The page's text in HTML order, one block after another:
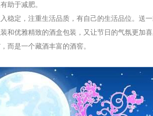
助于减肥。
定，注重生活品质，有自己的生活品位。送
和优雅精致的酒盒包装，又让节日的气氛更加
而是一个藏酒丰富的酒窖。